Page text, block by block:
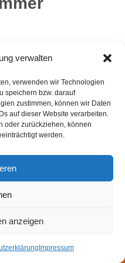
verwalten
verwenden wir Technologien
speichern bzw. darauf
zustimmen, können wir Daten
auf dieser Website verarbeiten.
oder zurückziehen, können
werden.
anzeigen
Impressum
WordPress